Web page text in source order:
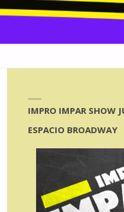
IMPRO IMPAR SHOW
ESPACIO BROADWAY